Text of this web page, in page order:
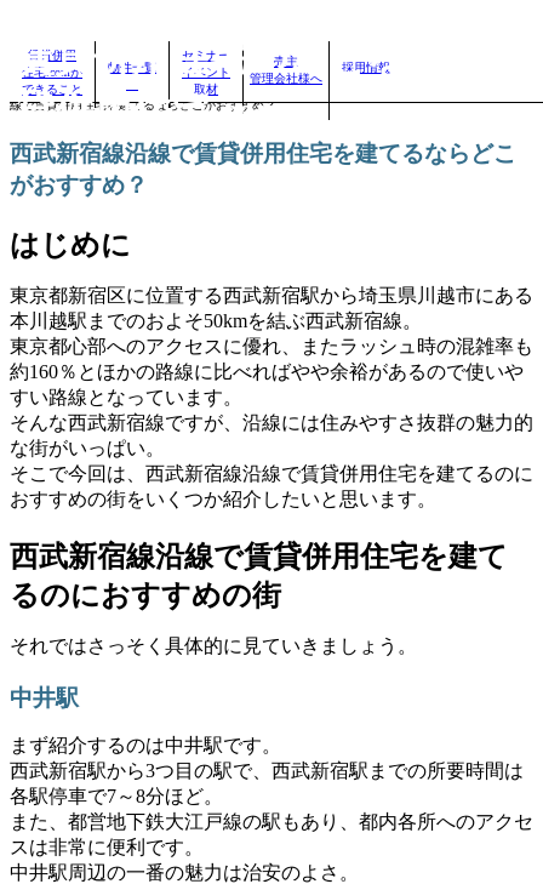
賃貸併用住宅のことなら、賃
貸併用住宅.com
自分に合った賃貸併用住宅を見つけよう！｜>賃貸併用住宅のお役立ちコラム
線で賃貸併用住宅を建てるならどこがおすすめ？
西武新宿線沿線で賃貸併用住宅を建てるならどこ
がおすすめ？
はじめに
東京都新宿区に位置する西武新宿駅から埼玉県川越市にある
本川越駅までのおよそ50kmを結ぶ西武新宿線。
東京都心部へのアクセスに優れ、またラッシュ時の混雑率も
約160％とほかの路線に比べればやや余裕があるので使いや
すい路線となっています。
そんな西武新宿線ですが、沿線には住みやすさ抜群の魅力的
な街がいっぱい。
そこで今回は、西武新宿線沿線で賃貸併用住宅を建てるのに
おすすめの街をいくつか紹介したいと思います。
西武新宿線沿線で賃貸併用住宅を建て
るのにおすすめの街
それではさっそく具体的に見ていきましょう。
中井駅
まず紹介するのは中井駅です。
西武新宿駅から3つ目の駅で、西武新宿駅までの所要時間は
各駅停車で7～8分ほど。
また、都営地下鉄大江戸線の駅もあり、都内各所へのアクセ
スは非常に便利です。
中井駅周辺の一番の魅力は治安のよさ。
賃貸併用
住宅.comが
できること
物件一覧
セミナー
イベント
取材
売主
管理会社様へ
採用情報